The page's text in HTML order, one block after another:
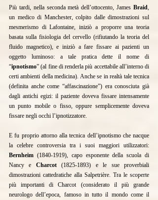
Più tardi, nella seconda metà dell’ottocento, James Braid
un medico di Manchester, colpito dalle dimostrazioni sul
mesmerismo di Lafontaine, iniziò a proporre una teoria
basata sulla fisiologia del cervello (rifiutando la teoria del
fluido magnetico), e iniziò a fare fissare ai pazienti un
oggetto luminoso: a tale pratica dette il nome di
“ipnotismo” (al fine di renderla più accettabile all’interno di
certi ambienti della medicina). Anche se in realtà tale tecnica
(definita anche come “affascinazione”) era conosciuta già
dagli antichi egizi: il paziente doveva fissare intensamente
un punto mobile o fisso, oppure semplicemente doveva
fissare negli occhi l’ipnotizzatore.
E fu proprio attorno alla tecnica dell’ipnotismo che nacque
Bernheim (1840-1919), capo esponente della scuola di
Nancy e Charcot (1825-1893) e le sue proverbiali
dimostrazioni cattedratiche alla Salpetrière. Tra le scoperte
più importanti di Charcot (considerato il più grande
neurologo dell’epoca, famoso in tutto il mondo come il